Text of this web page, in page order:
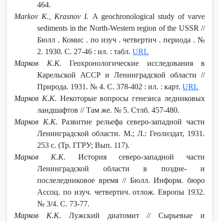
464.
Markov K., Krasnov I. A geochronological study of varve
sediments in the North-Western region of the USSR //
Бюлл . Комис . по изуч . четвертич . периода . №
2. 1930. С. 27-46 : ил. : табл.URL
Марков К.К. Геохронологические исследования в
Карельской АССР и Ленинградской области //
Природа. 1931. № 4. С. 378-402 : ил. : карт.URL
Марков К.К. Некоторые вопросы генезиса ледниковых
ландшафтов // Там же. № 5. Стлб. 457-480.
Марков К.К. Развитие рельефа северо-западной части
Ленинградской области. М.; Л.: Геолиздат, 1931.
253 с. (Тр. ГГРУ; Вып. 117).
Марков К.К. История северо-западной части
Ленинградской области в поздне- и
послеледниковое время // Бюлл. Информ. бюро
Ассоц. по изуч. четвертич. отлож. Европы 1932.
№ 3/4. С. 73-77.
Марков К.К. Лужский диатомит // Сырьевые и